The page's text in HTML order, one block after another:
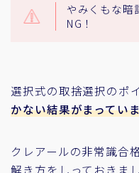
やみくもな暗
NG！
選択式の取捨選択のポ
かない結果がまってい
クレアールの非常識合
解き方をしっておきまし